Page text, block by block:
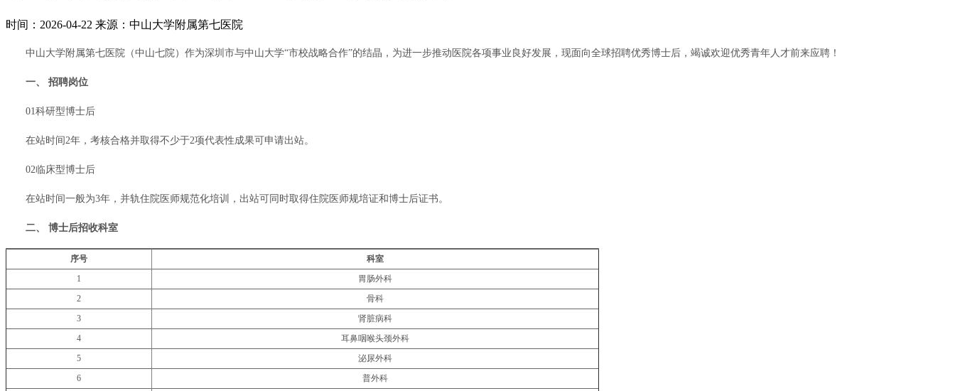
时间：2026-04-22 来源：中山大学附属第七医院
中山大学附属第七医院（中山七院）作为深圳市与中山大学“市校战略合作”的结晶，为进一步推动医院各项事业良好发展，现面向全球招聘优秀博士后，竭诚欢迎优秀青年人才前来应聘！
一、 招聘岗位
01科研型博士后
在站时间2年，考核合格并取得不少于2项代表性成果可申请出站。
02临床型博士后
在站时间一般为3年，并轨住院医师规范化培训，出站可同时取得住院医师规培证和博士后证书。
二、 博士后招收科室
序号
科室
1
胃肠外科
2
骨科
3
肾脏病科
4
耳鼻咽喉头颈外科
5
泌尿外科
6
普外科